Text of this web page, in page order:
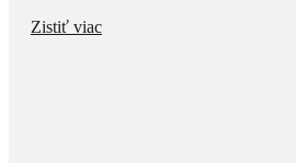
Zistiť viac